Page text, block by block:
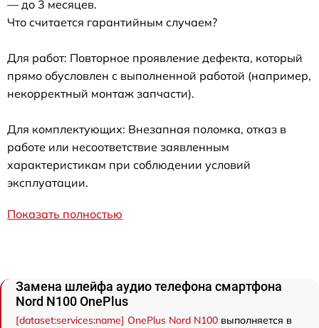
— до 3 месяцев.
Что считается гарантийным случаем?
Для работ: Повторное проявление дефекта, который
прямо обусловлен с выполненной работой (например,
некорректный монтаж запчасти).
Для комплектующих: Внезапная поломка, отказ в
работе или несоответствие заявленным
характеристикам при соблюдении условий
эксплуатации.
Показать полностью
Замена шлейфа аудио телефона смартфона
Nord N100 OnePlus
[dataset:services:name] OnePlus Nord N100 выполняется в